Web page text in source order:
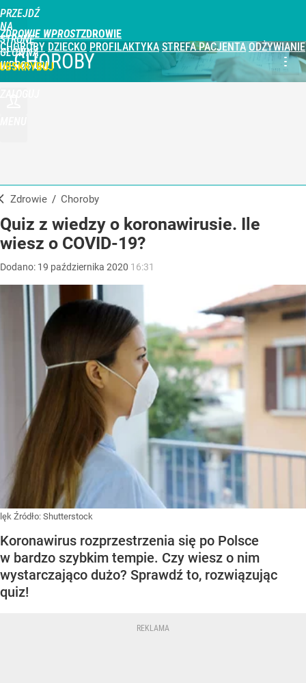
PRZEJDŹ
NA
STRONĘ
GŁÓWNĄ
WPROST.PL
ZDROWIE WPROST
CHOROBY DZIECKO PROFILAKTYKA STREFA PACJENTA ODŻYWIANIE
CHOROBY
Zdrowie / Choroby
Quiz z wiedzy o koronawirusie. Ile
wiesz o COVID-19?
Dodano: 19 października 2020 16:31
lęk Źródło: Shutterstock
Koronawirus rozprzestrzenia się po Polsce
w bardzo szybkim tempie. Czy wiesz o nim
wystarczająco dużo? Sprawdź to, rozwiązując
quiz!